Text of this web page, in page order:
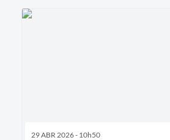
29 ABR 2026 - 10h50